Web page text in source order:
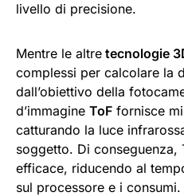
livello di precisione.
Mentre le altre tecnologie
complessi per calcolare la
dall’obiettivo della
d’immagine ToF fornisce
catturando la luce
soggetto. Di conseguenza,
efficace, riducendo al
sul processore e i consumi.